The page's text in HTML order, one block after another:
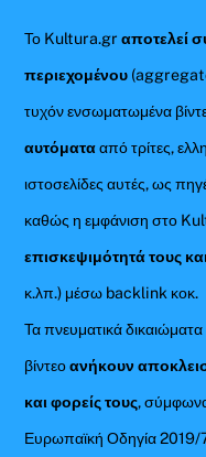
Το Kultura.grαποτελεί
περιεχομένου
τυχόν ενσωματωμένα
αυτόματααπό τρίτες,
ιστοσελίδες αυτές, ως
καθώς η εμφάνιση στο
επισκεψιμότητά τους
κ.λπ.) μέσω backlink κοκ.
Τα πνευματικά
βίντεοανήκουν
και φορείς τους,
Ευρωπαϊκή Οδηγία 2019/